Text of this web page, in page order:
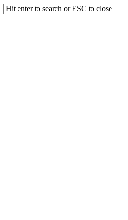
Hit enter to search or ESC to close